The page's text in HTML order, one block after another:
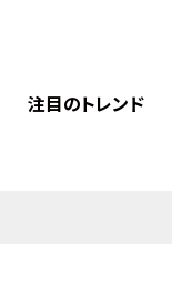
注目のトレンド